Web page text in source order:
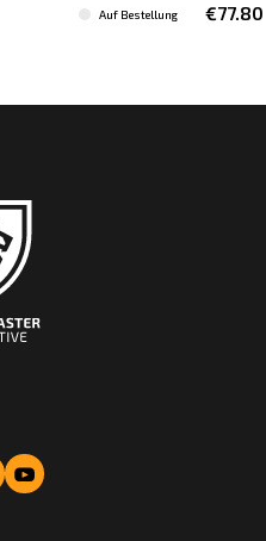
Auf Bestellung €77.80